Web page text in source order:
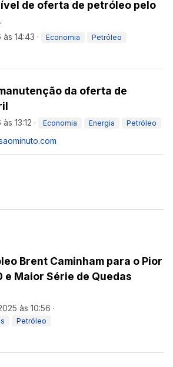
de oferta de petróleo pelo
14:43 · Economia Petróleo
da oferta de
13:12 · Economia Energia Petróleo
Brent Caminham para o Pior
e Maior Série de Quedas
às 10:56 ·
Petróleo